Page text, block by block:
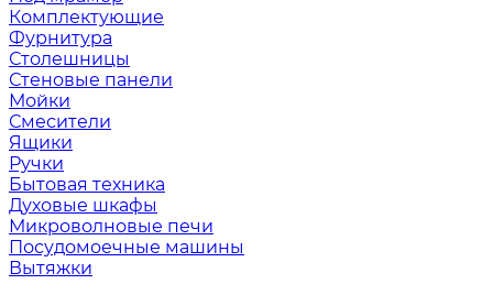
Комплектующие
Фурнитура
Столешницы
Стеновые панели
Мойки
Смесители
Ящики
Ручки
Бытовая техника
Духовые шкафы
Микроволновые печи
Посудомоечные машины
Вытяжки